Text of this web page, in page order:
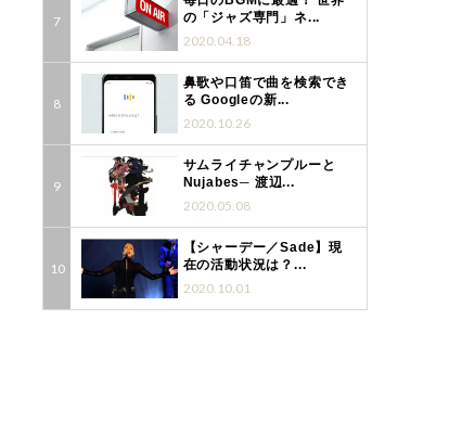
の「ジャズ専門」ネ...
2020.04.18
鼻歌や口笛で曲を検索でき
る Googleの新...
2020.10.26
サムライチャンプルーと
Nujabes─ 渡辺...
2020.05.08
【シャーデー／Sade】現
在の活動状況は？...
2020.10.01